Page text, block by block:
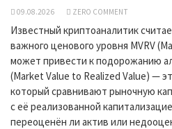
09.08.2026 ZERO COMMENT
Известный криптоаналитик
важного ценового уровня MVRV
может привести к подорожанию
(Market Value to Realized Value) —
который сравнивают рыночную
с её реализованной
переоценён ли актив или